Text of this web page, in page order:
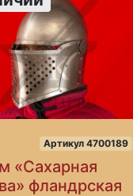
Артикул 4700189
«Сахарная
фландрская